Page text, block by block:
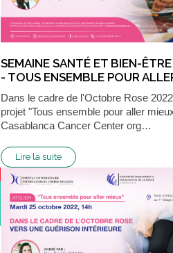
SEMAINE SANTÉ ET BIEN-
- TOUS ENSEMBLE POUR
: ART THÉRAPIE, LIBÉRER SA VIE
INTÉRIEURE
Dans le cadre de l'Octobre Rose
projet "Tous ensemble pour aller
Casablanca Cancer Center org…
Lire la suite